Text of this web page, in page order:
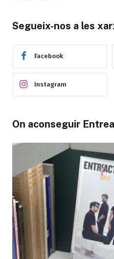
Segueix-nos a les
Facebook
Instagram
On aconseguir